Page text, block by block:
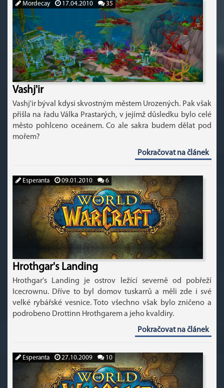
Mordecay 17.04.2010 35
Vashj'ir
Vashj'ir býval kdysi skvostným městem Urozených. Pak však
přišla na řadu Válka Prastarých, v jejímž důsledku bylo celé
město pohlceno oceánem. Co ale sakra budem dělat pod
mořem?
Pokračovat na článek
Esperanta 09.01.2010 6
Hrothgar's Landing
Hrothgar's Landing je ostrov ležící severně od pobřeží
Icecrownu. Dříve to byl domov tuskarrů a měli zde i své
velké rybářské vesnice. Toto všechno však bylo zničeno a
podrobeno Drottinn Hrothgarem a jeho kvaldiry.
Pokračovat na článek
Esperanta 27.10.2009 10